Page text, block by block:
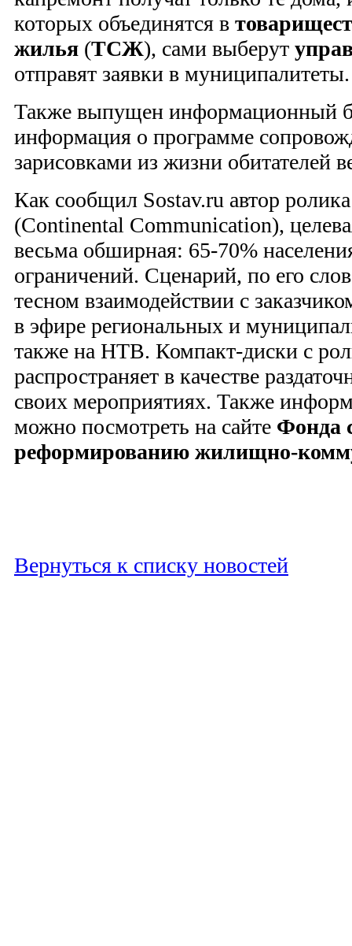
которых объединятся в
жилья (ТСЖ), сами выберут
отправят заявки в муниципалитеты.
Также выпущен информационный
информация о программе
зарисовками из жизни обитателей
Как сообщил Sostav.ru автор
(Continental Communication),
весьма обширная: 65-70%
ограничений. Сценарий, по его
тесном взаимодействии с
в эфире региональных и
также на НТВ. Компакт-диски с
распространяет в качестве
своих мероприятиях. Также
можно посмотреть на сайте Фонда
реформированию жилищно-
Вернуться к списку новостей